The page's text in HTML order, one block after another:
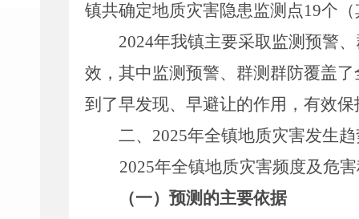
镇共确定地质灾害隐患监测点19个（
2024年我镇主要采取监测预警
效，其中监测预警、群测群防覆盖
到了早发现、早避让的作用，有效
二、 2025年全镇地质灾害发生
2025年全镇地质灾害频度及危
（一）预测的主要依据